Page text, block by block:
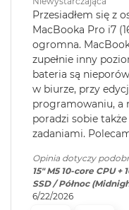
k
A
i
r
5
1
2
G
B
M
a
c
B
o
o
Sprzętowa akceleracja
Silnik dekodowania wideo
Silnik kodowania wideo
Silnik kodujący i
Dekoder AV1
Ładowanie i rozbudowa
Odtwarzanie wideo:
Odtwarzanie
Przesiadłem się z
MacBooka Pro i7
ogromna.
zupełnie inny
bateria są
w biurze, przy
programowaniu, a
poradzi sobie
zadaniami.
Opinia dotyczy
15" M5 10‑core CPU +
SSD / Północ
6/22/2026